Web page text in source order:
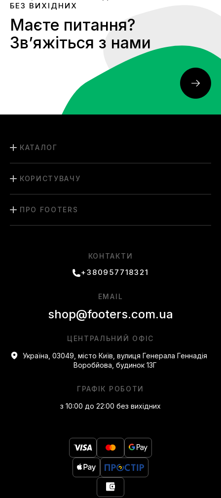
БЕЗ ВИХІДНИХ
Маєте питання?
Звʼяжіться з нами
КАТАЛОГ
КОРИСТУВАЧУ
ПРО FOOTERS
КОНТАКТИ
+380957718321
ЦЕНТРАЛЬНИЙ ОФІС
Україна, 03049, місто Київ, вулиця Генерала Геннадія
Воробйова, будинок 13Г
ГРАФІК РОБОТИ
з 10:00 до 22:00 без вихідних
EMAIL
shop@footers.com.ua